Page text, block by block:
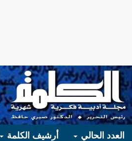
العدد الحالي أرشيف الكلمة